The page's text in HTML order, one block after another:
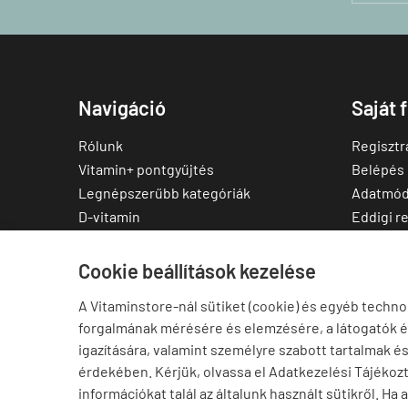
Cookie beállítások kezelése
A Vitaminstore-nál sütiket (cookie) és egyéb
forgalmának mérésére és elemzésére, a látogatók
igazítására, valamint személyre szabott tartalmak
érdekében. Kérjük, olvassa el Adatkezelési
információkat talál az általunk használt sütikről. Ha
Navigáció
Rólunk
Vitamin+ pontgyűjtés
Legnépszerűbb kategóriák
D-vitamin
Multivitamin
Cink
Omega-3
Ashwagandha
Elállás a szerződéstől
Saját
Belépés
Eddigi